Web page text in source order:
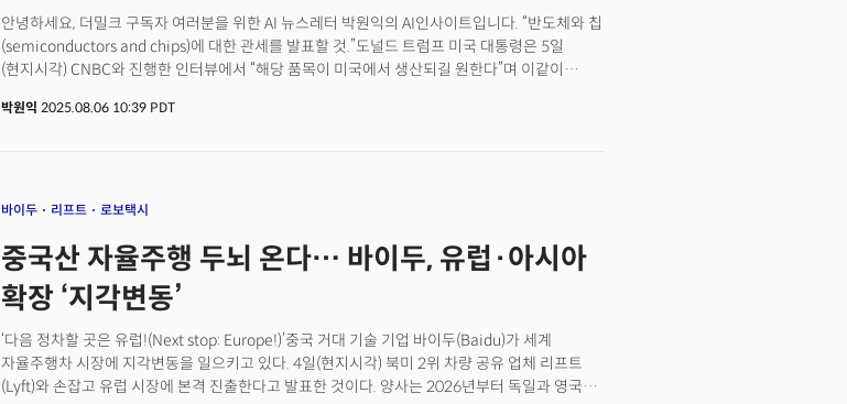
보여준 사례"라며 "신뢰 없는 기술은 도시를 지속시킬 수 없다"고 의미를 부여했다.
안녕하세요, 더밀크 구독자 여러분을 위한 AI 뉴스레터 박원익의 AI인사이트입니다. “반도체와 칩
(semiconductors and chips)에 대한 관세를 발표할 것.”도널드 트럼프 미국 대통령은 5일
(현지시각) CNBC와 진행한 인터뷰에서 “해당 품목이 미국에서 생산되길 원한다”며 이같이
것입니다. 반도체는 1997년 세계무역기구(WTO) 정보기술협정(ITA)에 따라 현재 회원국 간
박원익 2025.08.06 10:39 PDT
바이두 리프트 로보택시
중국산 자율주행 두뇌 온다… 바이두, 유럽·아시아
확장 ‘지각변동’
‘다음 정차할 곳은 유럽!(Next stop: Europe!)’중국 거대 기술 기업 바이두(Baidu)가 세계
자율주행차 시장에 지각변동을 일으키고 있다. 4일(현지시각) 북미 2위 차량 공유 업체 리프트
(Lyft)와 손잡고 유럽 시장에 본격 진출한다고 발표한 것이다. 양사는 2026년부터 독일과 영국을